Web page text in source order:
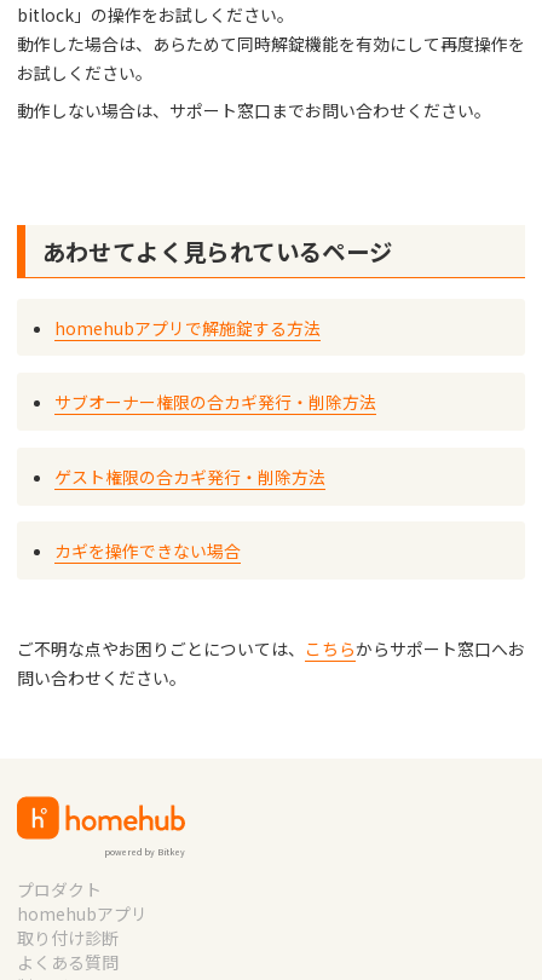
bitlock」の操作をお試しください。
動作した場合は、あらためて同時解錠機能を有効にして再度操作を
お試しください。
動作しない場合は、サポート窓口までお問い合わせください。
あわせてよく見られているページ
homehubアプリで解施錠する方法
サブオーナー権限の合カギ発行・削除方法
ゲスト権限の合カギ発行・削除方法
カギを操作できない場合
ご不明な点やお困りごとについては、 こちらからサポート窓口へお
問い合わせください。
powered by Bitkey
プロダクト
homehubアプリ
取り付け診断
よくある質問